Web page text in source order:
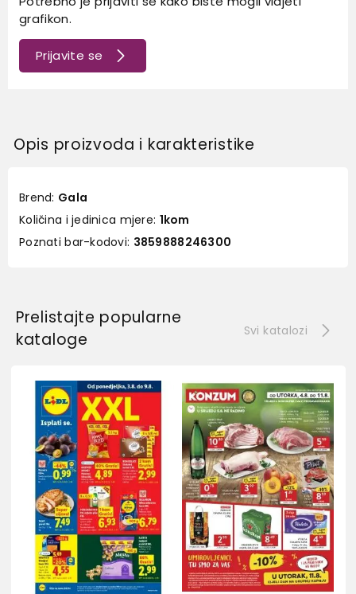
grafikon.
Prijavite se
Opis proizvoda i karakteristike
Brend: Gala
Količina i jedinica mjere: 1kom
Poznati bar-kodovi: 3859888246300
Prelistajte popularne
kataloge
Svi katalozi